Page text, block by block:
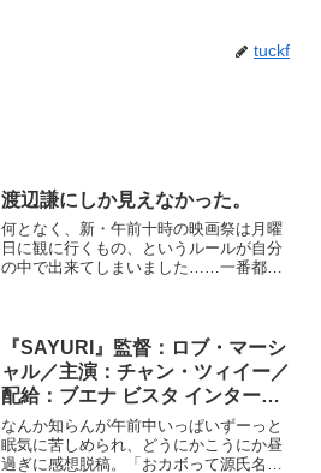
tuckf
渡辺謙にしか見えなかった。
何となく、新・午前十時の映画祭は月曜
日に観に行くもの、というルールが自分
の中で出来てしまいました……一番都合
予報が出た。実際、朝から...
『SAYURI』監督：ロブ・マーシ
ャル／主演：チャン・ツィイー／
配給：ブエナ ビスタ インターナ
ショナル(ジャパン)
なんか知らんが午前中いっぱいずーっと
眠気に苦しめられ、どうにかこうにか昼
過ぎに感想脱稿。「おカボって源氏名は